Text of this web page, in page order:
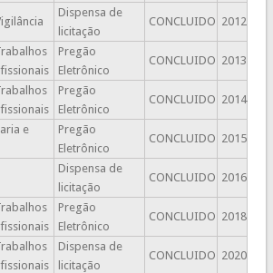
Dispensa de
licitação
CONCLUIDO 2012
Pregão
Eletrônico
CONCLUIDO 2013
Pregão
Eletrônico
CONCLUIDO 2014
e
Pregão
Eletrônico
CONCLUIDO 2015
Dispensa de
licitação
CONCLUIDO 2016
Pregão
Eletrônico
CONCLUIDO 2018
Dispensa de
licitação
CONCLUIDO 2020